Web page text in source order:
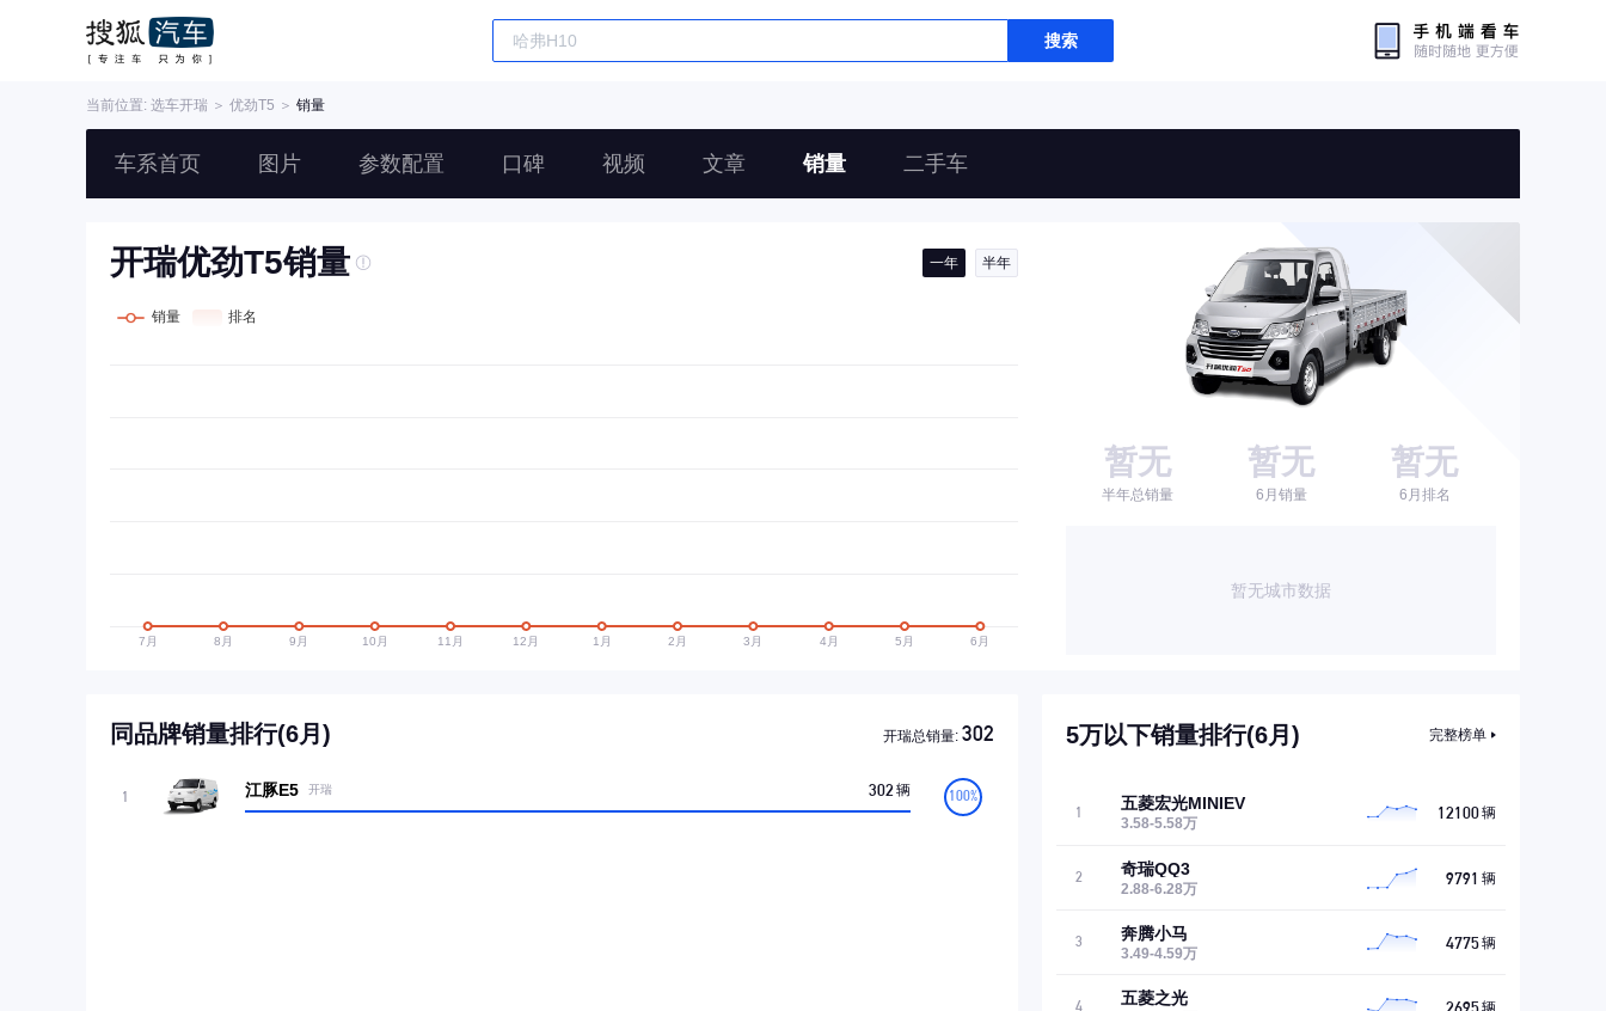
搜索
当前位置: 选车开瑞 ＞ 优劲T5 ＞ 销量
车系首页 图片 参数配置 口碑 视频 文章 销量 二手车
开瑞优劲T5销量 一年 半年
暂无
半年总销量
暂无
6月销量
暂无
6月排名
暂无城市数据
同品牌销量排行(6月) 开瑞总销量: 302
1 江豚E5 开瑞 302 辆
5万以下销量排行(6月) 完整榜单
1 五菱宏光MINIEV
3.58-5.58万
12100辆
2 奇瑞QQ3
2.88-6.28万
9791 辆
3 奔腾小马
3.49-4.59万
4775辆
4 五菱之光 2695辆